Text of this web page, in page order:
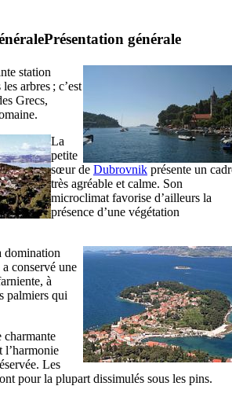
Présentation générale
station
arbres ; c’est
Grecs,
La
petite
sœur de Dubrovnik présente un
très agréable et calme. Son
microclimat favorise d’ailleurs la
présence d’une végétation
domination
conservé une
à
palmiers qui
charmante
l’harmonie
Les
pour la plupart dissimulés sous les pins.